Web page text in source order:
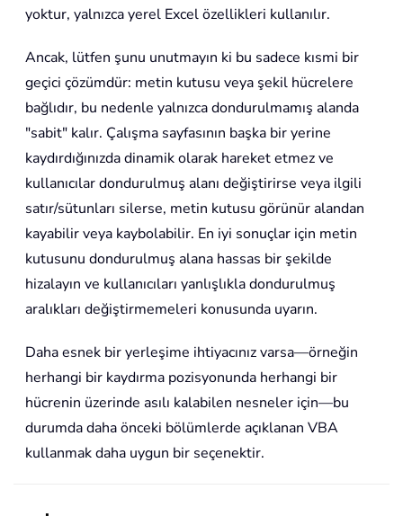
yoktur, yalnızca yerel Excel özellikleri kullanılır.
Ancak, lütfen şunu unutmayın ki bu sadece kısmi bir
geçici çözümdür: metin kutusu veya şekil hücrelere
bağlıdır, bu nedenle yalnızca dondurulmamış alanda
"sabit" kalır. Çalışma sayfasının başka bir yerine
kaydırdığınızda dinamik olarak hareket etmez ve
kullanıcılar dondurulmuş alanı değiştirirse veya ilgili
satır/sütunları silerse, metin kutusu görünür alandan
kayabilir veya kaybolabilir. En iyi sonuçlar için metin
kutusunu dondurulmuş alana hassas bir şekilde
hizalayın ve kullanıcıları yanlışlıkla dondurulmuş
aralıkları değiştirmemeleri konusunda uyarın.
Daha esnek bir yerleşime ihtiyacınız varsa—örneğin
herhangi bir kaydırma pozisyonunda herhangi bir
hücrenin üzerinde asılı kalabilen nesneler için—bu
durumda daha önceki bölümlerde açıklanan VBA
kullanmak daha uygun bir seçenektir.